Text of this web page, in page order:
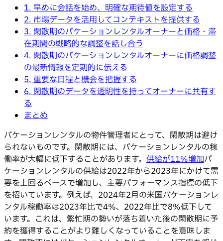
1. 早めに会話を始め、明確な期待値を設定する
2. 市場データを活用してコンテキストを提供する
3. 閑散期のバケーションレンタルオーナーと価格・滞
在期間の戦略的な調整を話し合う
4. 閑散期のバケーションレンタルオーナーに価格調整
の最新情報を定期的に伝える
5. 重要な日程と機会を把握する
6. 閑散期のデータを透明性を持ってオーナーに共有す
る
まとめ
バケーションレンタルの物件管理者にとって、閑散期は避け
られないものです。閑散期には、バケーションレンタルの稼
働率が大幅に低下することがあります。 供給が11%増加バ
ケーションレンタルの供給は2022年から2023年にかけて需
要を上回るペースで増加し、主要パフォーマンス指標の低下
を招いています。例えば、2024年2月の米国バケーションレ
ンタル稼働率は2023年比で4%、2022年比で8%低下して
います。これは、繁忙期の勢いが落ち着いた後の閑散期に予
約を獲得することがより難しくなっていることを意味しま